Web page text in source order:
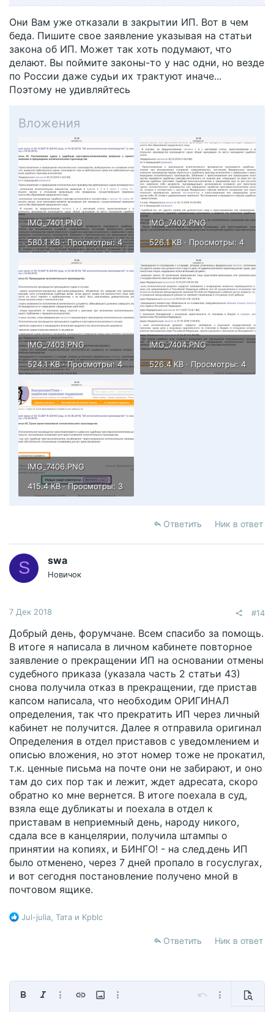
посмотрела, в ней нет такого основания, как отмена
судебного акта, видимо все-таки надо требовать
прекратить.
Они Вам уже отказали в закрытии ИП. Вот в чем
беда. Пишите свое заявление указывая на статьи
закона об ИП. Может так хоть подумают, что
делают. Вы поймите законы-то у нас одни, но везде
по России даже судьи их трактуют иначе...
Поэтому не удивляйтесь
Вложения
IMG_7401.PNG
580.1 KB · Просмотры: 4
IMG_7402.PNG
526.1 KB · Просмотры: 4
IMG_7403.PNG
524.1 KB · Просмотры: 4
IMG_7404.PNG
526.4 KB · Просмотры: 4
IMG_7406.PNG
415.4 KB · Просмотры: 3
Ответить Ник в ответ
S swa
Новичок
7 Дек 2018 #14
Добрый день, форумчане. Всем спасибо за помощь.
В итоге я написала в личном кабинете повторное
заявление о прекращении ИП на основании отмены
судебного приказа (указала часть 2 статьи 43)
снова получила отказ в прекращении, где пристав
капсом написала, что необходим ОРИГИНАЛ
определения, так что прекратить ИП через личный
кабинет не получится. Далее я отправила оригинал
Определения в отдел приставов с уведомлением и
описью вложения, но этот номер тоже не прокатил,
т.к. ценные письма на почте они не забирают, и оно
там до сих пор так и лежит, ждет адресата, скоро
обратно ко мне вернется. В итоге поехала в суд,
взяла еще дубликаты и поехала в отдел к
приставам в неприемный день, народу никого,
сдала все в канцелярии, получила штампы о
принятии на копиях, и БИНГО! - на след.день ИП
было отменено, через 7 дней пропало в госуслугах,
и вот сегодня постановление получено мной в
почтовом ящике.
Р
и
:
Jul-julia Тата и Kpblc
Ответить Ник в ответ
ЖирныйКурсивДополнительно...
Вставить ссылку
Вставить изображение
Дополнительно... Отменить